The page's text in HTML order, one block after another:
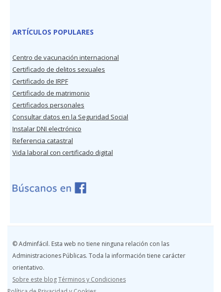
ARTÍCULOS POPULARES
Centro de vacunación internacional
Certificado de delitos sexuales
Certificado de IRPF
Certificado de matrimonio
Certificados personales
Consultar datos en la Seguridad Social
Instalar DNI electrónico
Referencia catastral
Vida laboral con certificado digital
© Adminfácil. Esta web no tiene ninguna relación con las
Administraciones Públicas. Toda la información tiene carácter
orientativo.
Sobre este blogTérminos y Condiciones